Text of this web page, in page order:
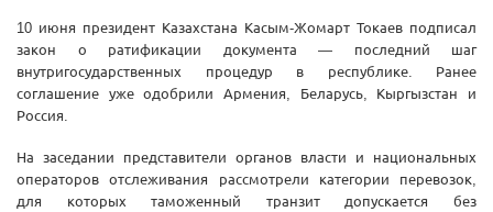
10 июня президент Казахстана Касым-Жомарт Токаев подписал
закон о ратификации документа — последний шаг
внутригосударственных процедур в республике. Ранее
соглашение уже одобрили Армения, Беларусь, Кыргызстан и
Россия.
На заседании представители органов власти и национальных
операторов отслеживания рассмотрели категории перевозок,
для которых таможенный транзит допускается без